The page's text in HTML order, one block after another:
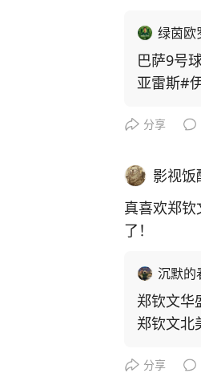
绿茵欧
巴萨9号
亚雷斯#
分享
影视饭
真喜欢郑
了！
沉默的
郑钦文华
郑钦文北
分享